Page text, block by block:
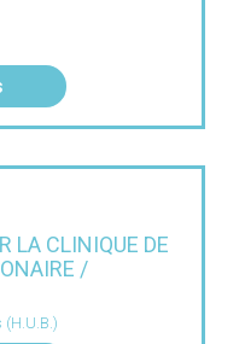
LA CLINIQUE DE
/